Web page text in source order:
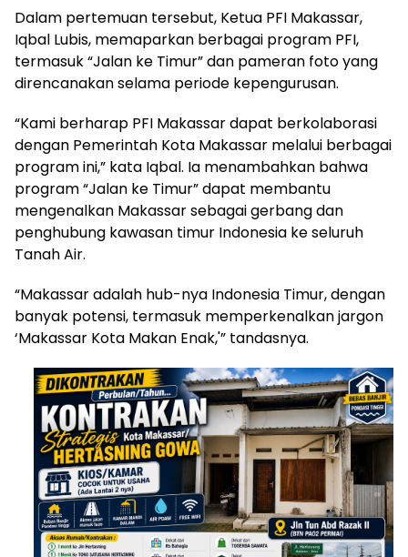
Dalam pertemuan tersebut, Ketua PFI Makassar,
Iqbal Lubis, memaparkan berbagai program PFI,
termasuk “Jalan ke Timur” dan pameran foto yang
direncanakan selama periode kepengurusan.
“Kami berharap PFI Makassar dapat berkolaborasi
dengan Pemerintah Kota Makassar melalui berbagai
program ini,” kata Iqbal. Ia menambahkan bahwa
program “Jalan ke Timur” dapat membantu
mengenalkan Makassar sebagai gerbang dan
penghubung kawasan timur Indonesia ke seluruh
Tanah Air.
“Makassar adalah hub-nya Indonesia Timur, dengan
banyak potensi, termasuk memperkenalkan jargon
‘Makassar Kota Makan Enak,'” tandasnya.